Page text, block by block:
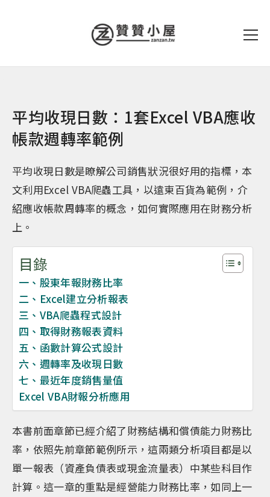
平均收現日數：1套Excel VBA應收
帳款週轉率範例
平均收現日數是瞭解公司銷售狀況很好用的指標，本
文利用Excel VBA爬蟲工具，以遠東百貨為範例，介
紹應收帳款周轉率的概念，如何實際應用在財務分析
上。
目錄
一、股東年報財務比率
二、Excel建立分析報表
三、VBA爬蟲程式設計
四、取得財務報表資料
五、函數計算公式設計
六、週轉率及收現日數
七、最近年度銷售量值
Excel VBA財報分析應用
本書前面章節已經介紹了財務結構和償債能力財務比
率，依照先前章節範例所示，這兩類分析項目都是以
單一報表（資產負債表或現金流量表）中某些科目作
計算。這一章的重點是經營能力財務比率，如同上一